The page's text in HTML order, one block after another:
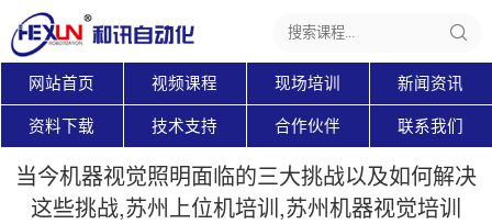
网站首页 视频课程 现场培训 新闻资讯
资料下载 技术支持 合作伙伴 联系我们
当今机器视觉照明面临的三大挑战以及如何解决
这些挑战,苏州上位机培训,苏州机器视觉培训